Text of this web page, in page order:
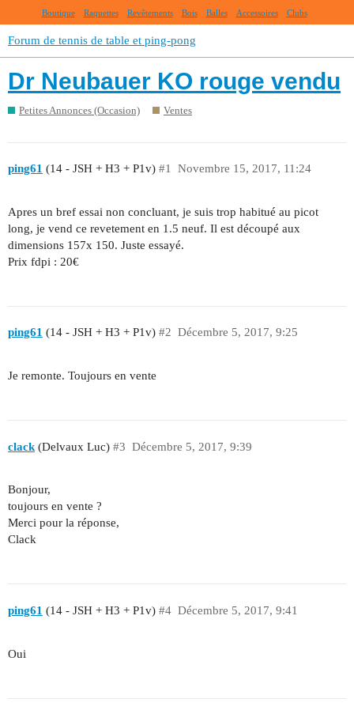
Boutique Raquettes Revêtements Bois Balles Accessoires Clubs
Forum de tennis de table et ping-pong
Dr Neubauer KO rouge vendu
Petites Annonces (Occasion) Ventes
ping61 (14 - JSH + H3 + P1v) Novembre 15, 2017, 11:24
#1
Apres un bref essai non concluant, je suis trop habitué au picot
long, je vend ce revetement en 1.5 neuf. Il est découpé aux
dimensions 157x 150. Juste essayé.
Prix fdpi : 20€
ping61 (14 - JSH + H3 + P1v) Décembre 5, 2017, 9:25
#2
Je remonte. Toujours en vente
clack (Delvaux Luc) Décembre 5, 2017, 9:39
#3
Bonjour,
toujours en vente ?
Merci pour la réponse,
Clack
ping61 (14 - JSH + H3 + P1v) Décembre 5, 2017, 9:41
#4
Oui